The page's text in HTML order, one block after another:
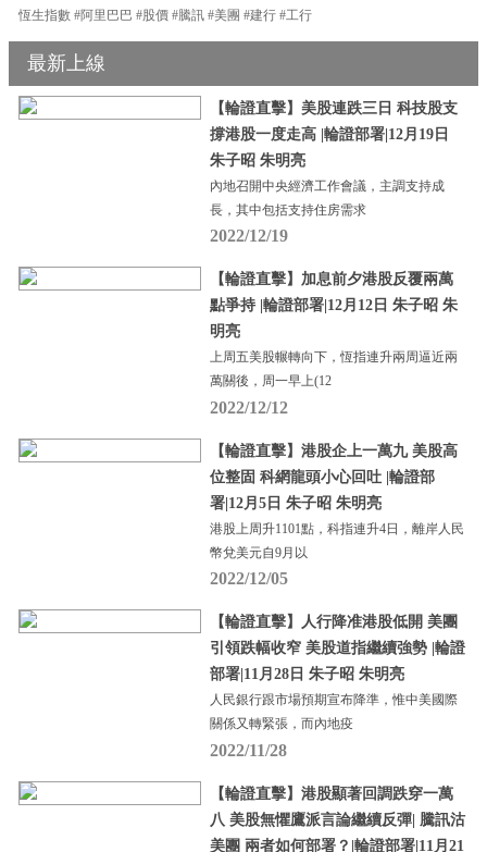
恆生指數 #阿里巴巴 #股價 #騰訊 #美團 #建行 #工行
最新上線
【輪證直擊】美股連跌三日 科技股支
撐港股一度走高 |輪證部署|12月19日
朱子昭 朱明亮
內地召開中央經濟工作會議，主調支持成
長，其中包括支持住房需求
2022/12/19
【輪證直擊】加息前夕港股反覆兩萬
點爭持 |輪證部署|12月12日 朱子昭 朱
明亮
上周五美股輾轉向下，恆指連升兩周逼近兩
萬關後，周一早上(12
2022/12/12
【輪證直擊】港股企上一萬九 美股高
位整固 科網龍頭小心回吐 |輪證部
署|12月5日 朱子昭 朱明亮
港股上周升1101點，科指連升4日，離岸人民
幣兌美元自9月以
2022/12/05
【輪證直擊】人行降准港股低開 美團
引領跌幅收窄 美股道指繼續強勢 |輪證
部署|11月28日 朱子昭 朱明亮
人民銀行跟市場預期宣布降準，惟中美國際
關係又轉緊張，而內地疫
2022/11/28
【輪證直擊】港股顯著回調跌穿一萬
八 美股無懼鷹派言論繼續反彈| 騰訊沽
美團 兩者如何部署？|輪證部署|11月21